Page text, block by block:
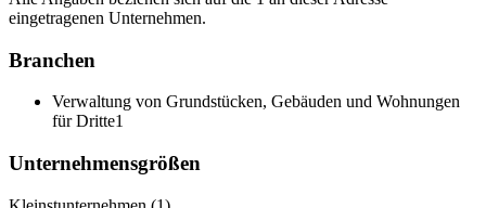
eingetragenen Unternehmen.
Branchen
Verwaltung von Grundstücken, Gebäuden und Wohnungen
für Dritte1
Unternehmensgrößen